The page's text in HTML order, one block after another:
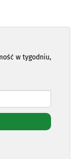
w tygodniu,